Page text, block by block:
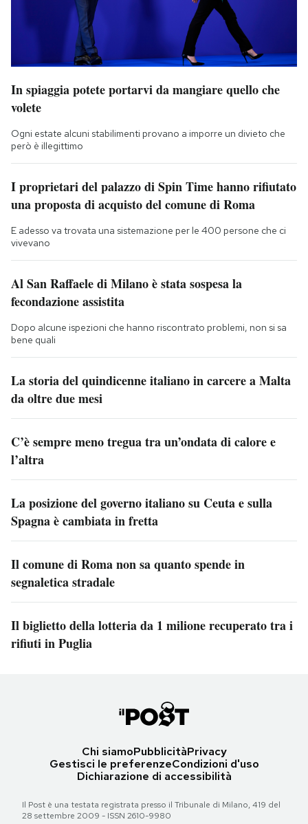
In spiaggia potete portarvi da mangiare quello che
volete
Ogni estate alcuni stabilimenti provano a imporre un divieto che
però è illegittimo
I proprietari del palazzo di Spin Time hanno rifiutato
una proposta di acquisto del comune di Roma
E adesso va trovata una sistemazione per le 400 persone che ci
vivevano
Al San Raffaele di Milano è stata sospesa la
fecondazione assistita
Dopo alcune ispezioni che hanno riscontrato problemi, non si sa
bene quali
La storia del quindicenne italiano in carcere a Malta
da oltre due mesi
C’è sempre meno tregua tra un’ondata di calore e
l’altra
La posizione del governo italiano su Ceuta e sulla
Spagna è cambiata in fretta
Il comune di Roma non sa quanto spende in
segnaletica stradale
Il biglietto della lotteria da 1 milione recuperato tra i
rifiuti in Puglia
Chi siamoPubblicitàPrivacy
Gestisci le preferenzeCondizioni d'uso
Dichiarazione di accessibilità
Il Post è una testata registrata presso il Tribunale di Milano, 419 del
28 settembre 2009 - ISSN 2610-9980